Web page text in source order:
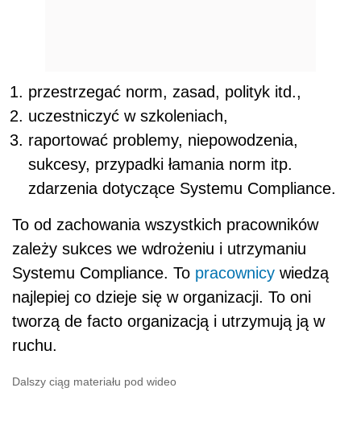
przestrzegać norm, zasad, polityk itd.,
uczestniczyć w szkoleniach,
raportować problemy, niepowodzenia,
sukcesy, przypadki łamania norm itp.
zdarzenia dotyczące Systemu Compliance.
To od zachowania wszystkich pracowników
zależy sukces we wdrożeniu i utrzymaniu
Systemu Compliance. To pracownicy wiedzą
najlepiej co dzieje się w organizacji. To oni
tworzą de facto organizacją i utrzymują ją w
ruchu.
Dalszy ciąg materiału pod wideo